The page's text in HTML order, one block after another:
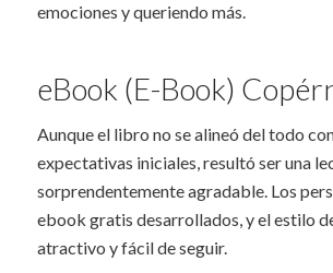
emociones y queriendo más.
eBook (E-Book)
Aunque el libro no se alineó del todo
expectativas iniciales, resultó ser una
sorprendentemente agradable. Los
ebook gratis desarrollados, y el estilo
atractivo y fácil de seguir.